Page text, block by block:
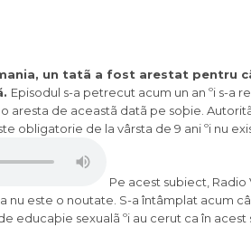
un tatã a fost arestat pentru
Episodul s-a petrecut acum un an ºi s-a
aresta de aceastã datã pe soþie.
obligatorie de la vârsta de 9 ani ºi nu
Pe acest subiect,
nu este o noutate. S-a întâmplat acum
educaþie sexualã ºi au cerut ca în